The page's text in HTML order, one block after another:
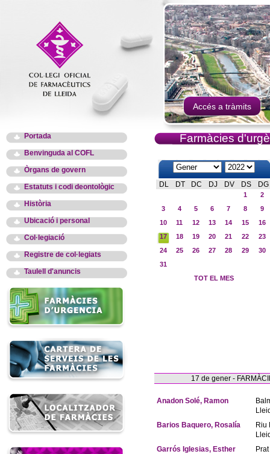
Accés a tràmits
Portada
Benvinguda al COFL
Òrgans de govern
Estatuts i codi deontològic
Història
Ubicació i personal
Col·legiació
Registre de col·legiats
Taulell d'anuncis
Farmàcies
DL DT DC DJ DV DS DG
1
2
3
4 5 6 7 8
9
10
11 12 13 14 15
16
17
18 19 20 21 22
23
24
25 26 27 28 29
30
31
TOT EL MES
17 de gener -
Anadon Solé, Ramon
Barios Baquero, Rosalía
Riu
Garrós Iglesias, Esther